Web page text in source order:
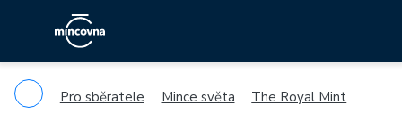
Pro sběratele Mince světa
The Royal Mint